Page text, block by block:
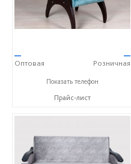
—
Оптовая
—
Розничная
+7 (937) 423-36-37
Показать телефон
Прайс-лист